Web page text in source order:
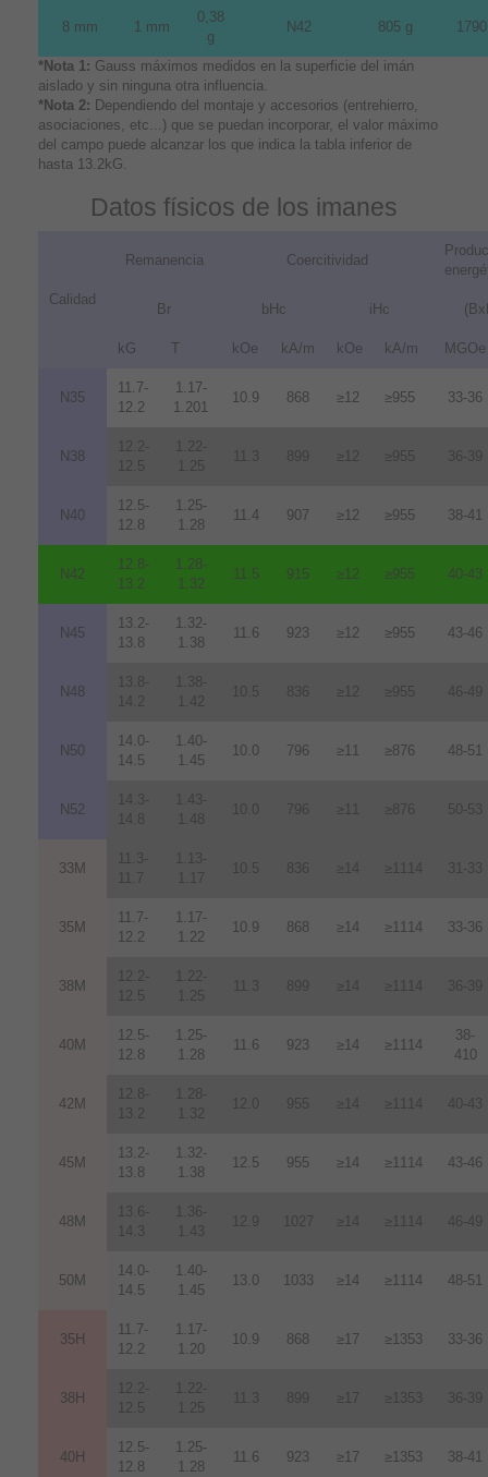
8 mm 1 mm
0,38
g
N42 805 g
*Nota 1: Gauss máximos medidos en la superficie del imán
aislado y sin ninguna otra influencia.
*Nota 2: Dependiendo del montaje y accesorios (entrehierro,
asociaciones, etc...) que se puedan incorporar, el valor máximo
del campo puede alcanzar los que indica la tabla inferior de
hasta 13.2kG.
Datos físicos de los imanes
Calidad
Remanencia Coercitividad
Br bHc iHc
kG T kOe kA/m kOe kA/m MGOe
N35
11.7-
12.2
1.17-
1.201
10.9 868 ≥12 ≥955 33-36
N38
12.2-
12.5
1.22-
1.25
11.3 899 ≥12 ≥955 36-39
N40
12.5-
12.8
1.25-
1.28
11.4 907 ≥12 ≥955 38-41
N42
12.8-
13.2
1.28-
1.32
11.5 915 ≥12 ≥955 40-43
N45
13.2-
13.8
1.32-
1.38
11.6 923 ≥12 ≥955 43-46
N48
13.8-
14.2
1.38-
1.42
10.5 836 ≥12 ≥955 46-49
N50
14.0-
14.5
1.40-
1.45
10.0 796 ≥11 ≥876 48-51
N52
14.3-
14.8
1.43-
1.48
10.0 796 ≥11 ≥876 50-53
33M
11.3-
11.7
1.13-
1.17
10.5 836 ≥14 ≥1114 31-33
35M
11.7-
12.2
1.17-
1.22
10.9 868 ≥14 ≥1114 33-36
38M
12.2-
12.5
1.22-
1.25
11.3 899 ≥14 ≥1114 36-39
40M
12.5-
12.8
1.25-
1.28
11.6 923 ≥14 ≥1114
38-
410
42M
12.8-
13.2
1.28-
1.32
12.0 955 ≥14 ≥1114 40-43
45M
13.2-
13.8
1.32-
1.38
12.5 955 ≥14 ≥1114 43-46
48M
13.6-
14.3
1.36-
1.43
12.9 1027 ≥14 ≥1114 46-49
50M
14.0-
14.5
1.40-
1.45
13.0 1033 ≥14 ≥1114 48-51
35H
11.7-
12.2
1.17-
1.20
10.9 868 ≥17 ≥1353 33-36
38H
12.2-
12.5
1.22-
1.25
11.3 899 ≥17 ≥1353 36-39
40H
12.5-
12.8
1.25-
1.28
11.6 923 ≥17 ≥1353 38-41